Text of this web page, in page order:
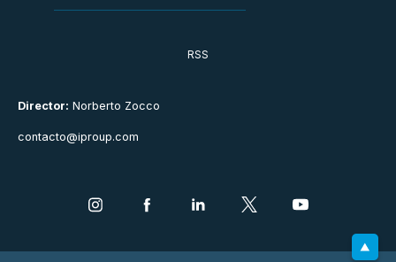
Director: Norberto Zocco
contacto@iproup.com
RSS